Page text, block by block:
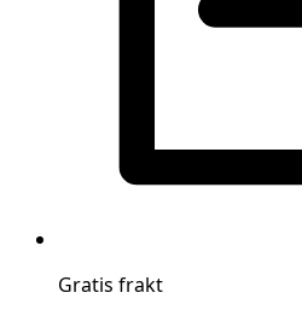
Gratis frakt